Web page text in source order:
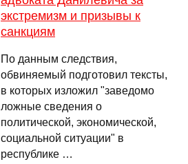
экстремизм и призывы к
санкциям
По данным следствия,
обвиняемый подготовил тексты,
в которых изложил "заведомо
ложные сведения о
политической, экономической,
социальной ситуации" в
республике …